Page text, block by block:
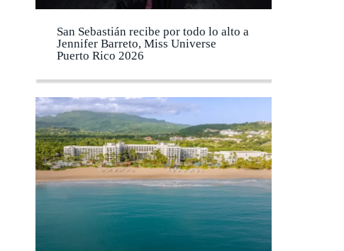
San Sebastián recibe por todo lo alto a
Jennifer Barreto, Miss Universe
Puerto Rico 2026